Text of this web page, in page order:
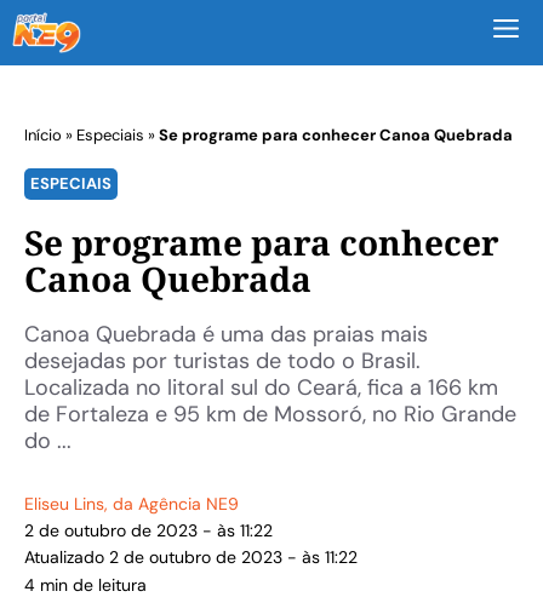
Início » Especiais »Se programe para conhecer Canoa Quebrada
ESPECIAIS
Se programe para conhecer
Canoa Quebrada
Canoa Quebrada é uma das praias mais
desejadas por turistas de todo o Brasil.
Localizada no litoral sul do Ceará, fica a 166 km
de Fortaleza e 95 km de Mossoró, no Rio Grande
do ...
Eliseu Lins, da Agência NE9
2 de outubro de 2023 - às 11:22
Atualizado 2 de outubro de 2023 - às 11:22
4 min de leitura